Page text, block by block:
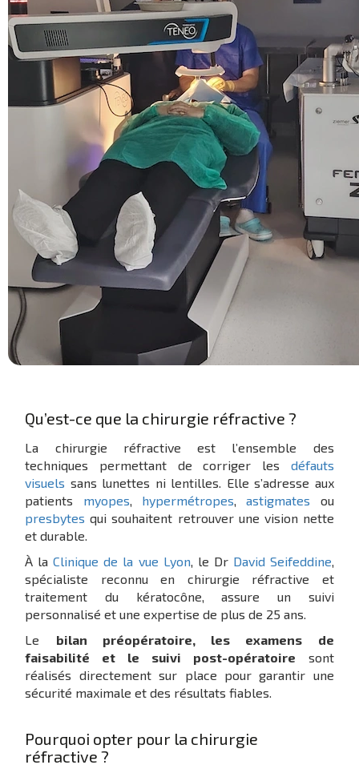
Qu’est-ce que la chirurgie réfractive ?
La chirurgie réfractive est l’ensemble des
techniques permettant de corriger les défauts
visuels sans lunettes ni lentilles. Elle s’adresse aux
patients myopes, hypermétropes,astigmates ou
presbytes qui souhaitent retrouver une vision nette
et durable.
À laClinique de la vue Lyon, le Dr David Seifeddine,
spécialiste reconnu en chirurgie réfractive et
traitement du kératocône, assure un suivi
personnalisé et une expertise de plus de 25 ans.
Le bilan préopératoire, les examens de
faisabilité et le suivi post-opératoire sont
réalisés directement sur place pour garantir une
sécurité maximale et des résultats fiables.
Pourquoi opter pour la chirurgie
réfractive ?